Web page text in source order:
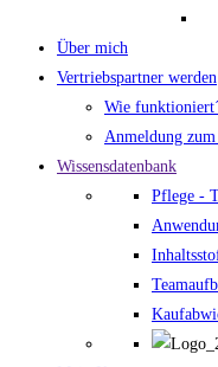
Über mich
Vertriebspartner werden
Wie
Anmeldung
Wissensdatenbank
Pflege -